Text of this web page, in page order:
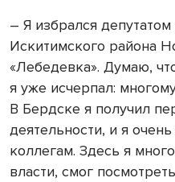
– Я избрался
Искитимского района
«Лебедевка». Думаю,
я уже исчерпал:
В Бердске я получил
деятельности, и я
коллегам. Здесь я
власти, смог